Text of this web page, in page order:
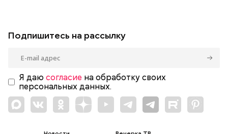
Подпишитесь на рассылку
Я даю согласие на обработку своих
персональных данных.